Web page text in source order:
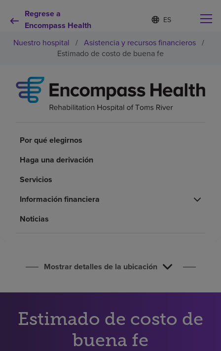
Regrese a
Encompass Health
Lista
de
idiomas
contraída
d
o
m
e
c
Por qué debe elegirnos
Servicios de rehabilitación
Pacientes y cuidadores
Acerca de nosotros
Nuestro hospital / Asistencia y recursos financieros /
Estimado de costo de buena fe
Por qué elegirnos
Haga una derivación
Servicios
Información financiera
Noticias
Mostrar detalles de la ubicación
Estimado de costo de
buena fe